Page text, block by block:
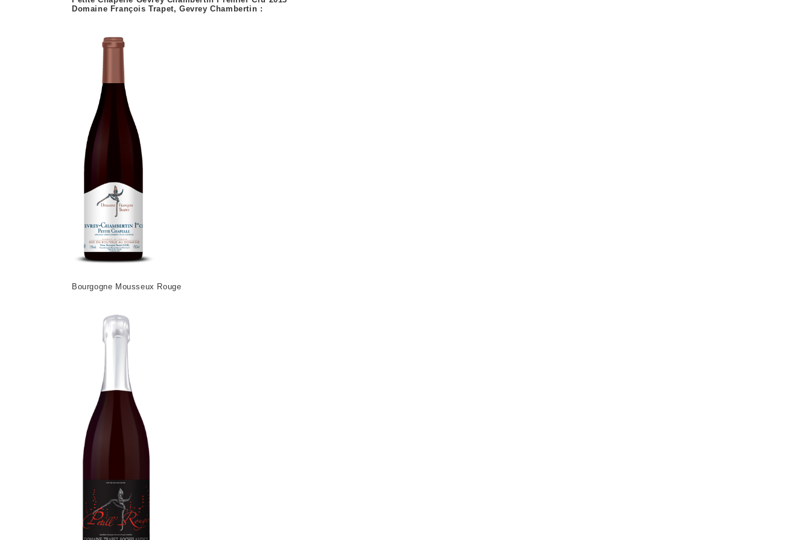
Domaine François Trapet, Gevrey Chambertin :
Bourgogne Mousseux Rouge